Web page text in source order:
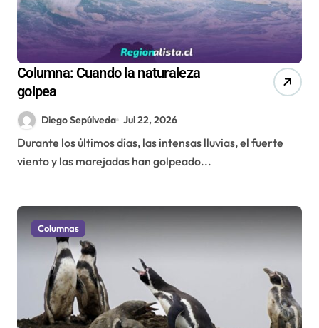
Columna: Cuando la naturaleza
golpea
Diego Sepúlveda Jul 22, 2026
Durante los últimos días, las intensas lluvias, el fuerte
viento y las marejadas han golpeado...
Columnas